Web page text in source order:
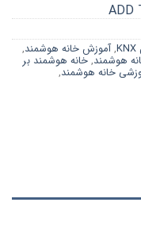
,آموزش خانه هوشمند,
هوشمند,خانه هوشمند بر
خانه هوشمند,